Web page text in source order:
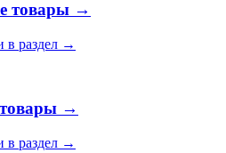
товары →
в раздел →
→
в раздел →